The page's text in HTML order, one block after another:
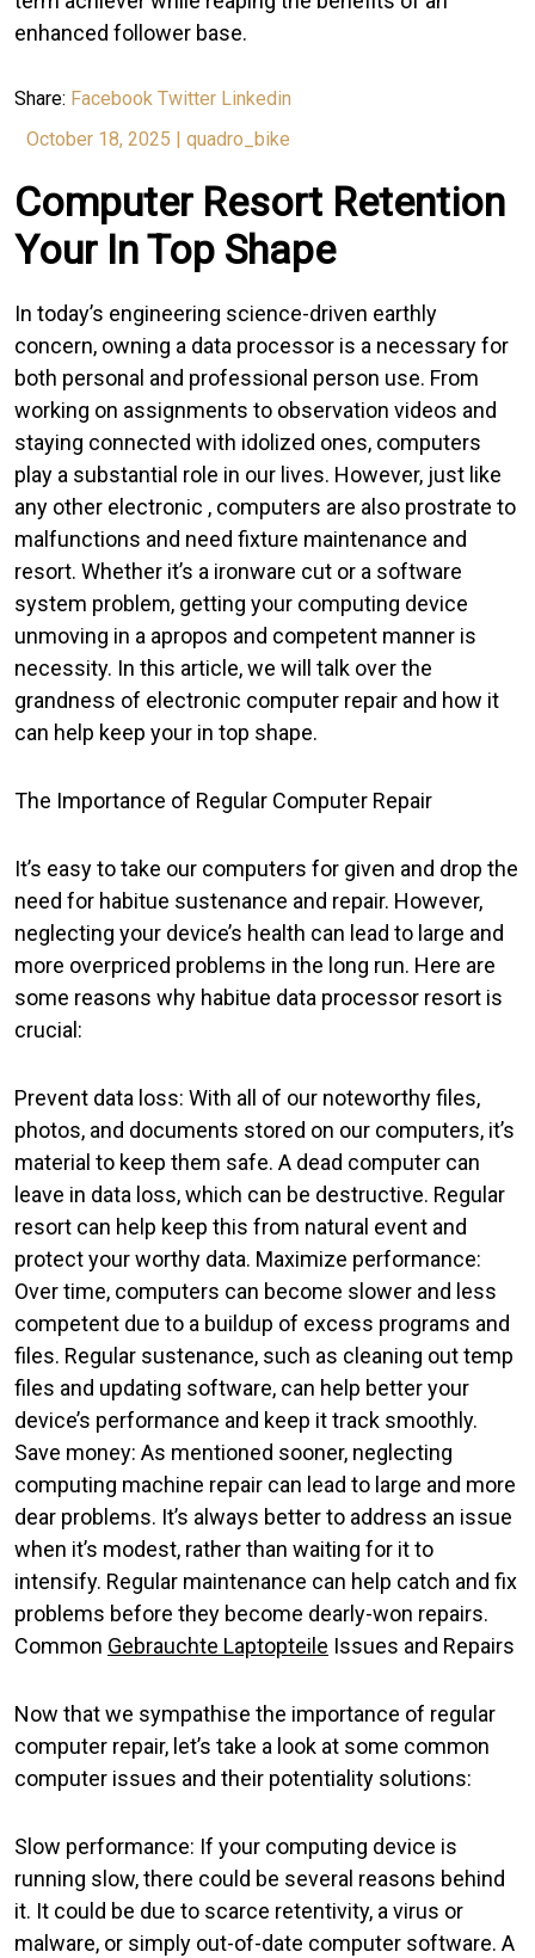
enhanced follower base.
Share: Facebook Twitter Linkedin
October 18, 2025 | quadro_bike
Computer Resort Retention
Your In Top Shape
In today’s engineering science-driven earthly
concern, owning a data processor is a necessary for
both personal and professional person use. From
working on assignments to observation videos and
staying connected with idolized ones, computers
play a substantial role in our lives. However, just like
any other electronic , computers are also prostrate to
malfunctions and need fixture maintenance and
resort. Whether it’s a ironware cut or a software
system problem, getting your computing device
unmoving in a apropos and competent manner is
necessity. In this article, we will talk over the
grandness of electronic computer repair and how it
can help keep your in top shape.
The Importance of Regular Computer Repair
It’s easy to take our computers for given and drop the
need for habitue sustenance and repair. However,
neglecting your device’s health can lead to large and
more overpriced problems in the long run. Here are
some reasons why habitue data processor resort is
crucial:
Prevent data loss: With all of our noteworthy files,
photos, and documents stored on our computers, it’s
material to keep them safe. A dead computer can
leave in data loss, which can be destructive. Regular
resort can help keep this from natural event and
protect your worthy data. Maximize performance:
Over time, computers can become slower and less
competent due to a buildup of excess programs and
files. Regular sustenance, such as cleaning out temp
files and updating software, can help better your
device’s performance and keep it track smoothly.
Save money: As mentioned sooner, neglecting
computing machine repair can lead to large and more
dear problems. It’s always better to address an issue
when it’s modest, rather than waiting for it to
intensify. Regular maintenance can help catch and fix
problems before they become dearly-won repairs.
Common Gebrauchte Laptopteile Issues and Repairs
Now that we sympathise the importance of regular
computer repair, let’s take a look at some common
computer issues and their potentiality solutions:
Slow performance: If your computing device is
running slow, there could be several reasons behind
it. It could be due to scarce retentivity, a virus or
malware, or simply out-of-date computer software. A